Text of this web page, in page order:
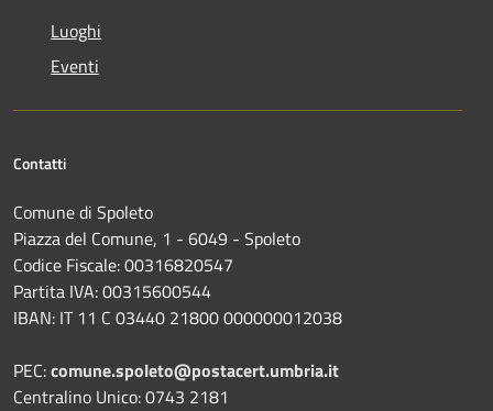
Luoghi
Eventi
Contatti
Comune di Spoleto
Piazza del Comune, 1 - 6049 - Spoleto
Codice Fiscale: 00316820547
Partita IVA: 00315600544
IBAN: IT 11 C 03440 21800 000000012038
PEC:comune.spoleto@postacert.umbria.it
Centralino Unico: 0743 2181